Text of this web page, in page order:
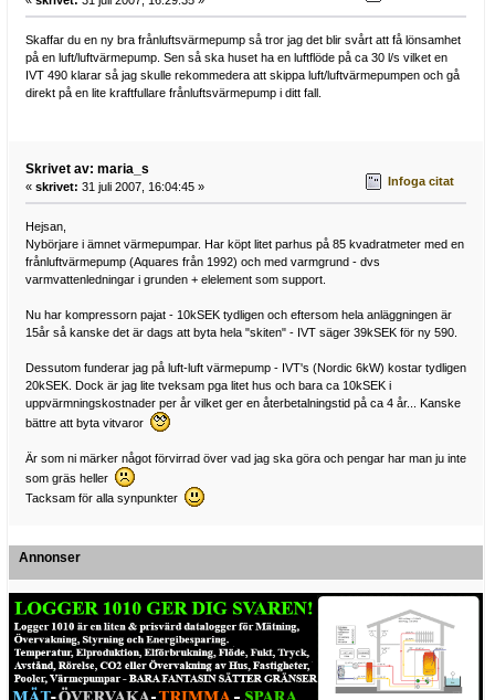
Skaffar du en ny bra frånluftsvärmepump så tror jag det blir svårt att få lönsamhet
på en luft/luftvärmepump. Sen så ska huset ha en luftflöde på ca 30 l/s vilket en
IVT 490 klarar så jag skulle rekommedera att skippa luft/luftvärmepumpen och gå
direkt på en lite kraftfullare frånluftsvärmepump i ditt fall.
Skrivet av: maria_s
« skrivet: 31 juli 2007, 16:04:45 » Infoga citat
Hejsan,
Nybörjare i ämnet värmepumpar. Har köpt litet parhus på 85 kvadratmeter med en
frånluftvärmepump (Aquares från 1992) och med varmgrund - dvs
varmvattenledningar i grunden + elelement som support.
Nu har kompressorn pajat - 10kSEK tydligen och eftersom hela anläggningen är
15år så kanske det är dags att byta hela "skiten" - IVT säger 39kSEK för ny 590.
Dessutom funderar jag på luft-luft värmepump - IVT's (Nordic 6kW) kostar tydligen
20kSEK. Dock är jag lite tveksam pga litet hus och bara ca 10kSEK i
uppvärmningskostnader per år vilket ger en återbetalningstid på ca 4 år... Kanske
bättre att byta vitvaror
Är som ni märker något förvirrad över vad jag ska göra och pengar har man ju inte
som gräs heller
Tacksam för alla synpunkter
Annonser